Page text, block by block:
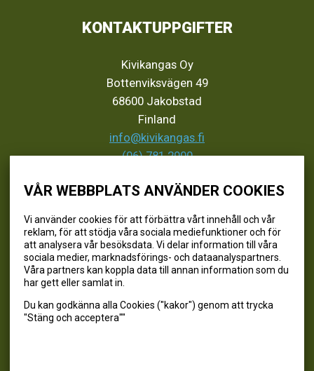
VÅR WEBBPLATS ANVÄNDER COOKIES
Vi använder cookies för att förbättra vårt innehåll och vår
reklam, för att stödja våra sociala mediefunktioner och för
att analysera vår besöksdata. Vi delar information till våra
sociala medier, marknadsförings- och dataanalyspartners.
Våra partners kan koppla data till annan information som du
har gett eller samlat in.
Du kan godkänna alla Cookies ("kakor") genom att trycka
"Stäng och acceptera""
KONTAKTUPPGIFTER
Kivikangas Oy
Bottenviksvägen 49
68600 Jakobstad
Finland
info@kivikangas.fi
(06) 781 2900
SEURAA MEITÄ
@kivikangaskalastus
@kivikangaskasvihuoneet
@kivikangas_kalastus
@kivikangaskasvihuoneet